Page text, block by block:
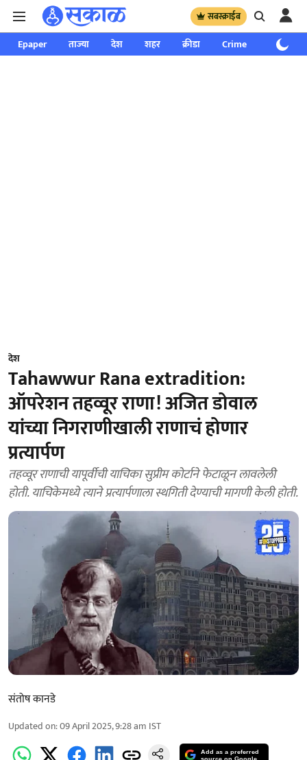
सबस्क्राईब
Epaper ताज्या देश शहर क्रीडा Crime साप्ताहिक
देश
Tahawwur Rana extradition:
ऑपरेशन तहव्वूर राणा! अजित डोवाल
यांच्या निगराणीखाली राणाचं होणार
प्रत्यार्पण
तहव्वूर राणाची यापूर्वीची याचिका सुप्रीम कोर्टाने फेटाळून लावलेली
होती. याचिकेमध्ये त्याने प्रत्यार्पणाला स्थगिती देण्याची मागणी केली होती.
संतोष कानडे
Updated on:09 April 2025, 9:28 am IST
Add as a preferred